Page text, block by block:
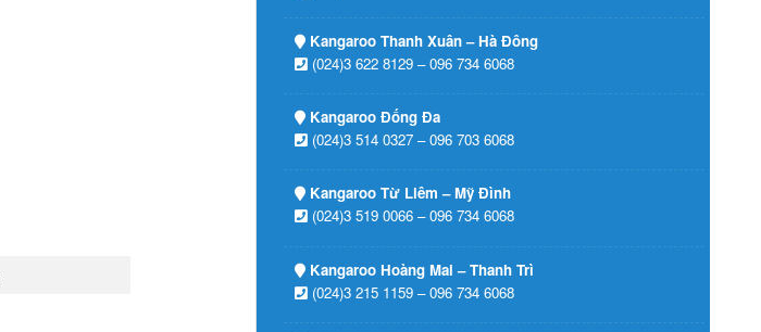
Kangaroo Thanh Xuân – Hà Đông
(024)3 622 8129 – 096 734 6068
Kangaroo Đống Đa
(024)3 514 0327 – 096 703 6068
Kangaroo Từ Liêm – Mỹ Đình
(024)3 519 0066 – 096 734 6068
Kangaroo Hoàng Mai – Thanh Trì
(024)3 215 1159 – 096 734 6068